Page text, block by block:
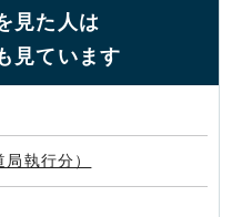
見た人は
見ています
執行分）